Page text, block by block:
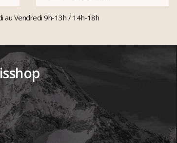
au Vendredi 9h-13h / 14h-18h